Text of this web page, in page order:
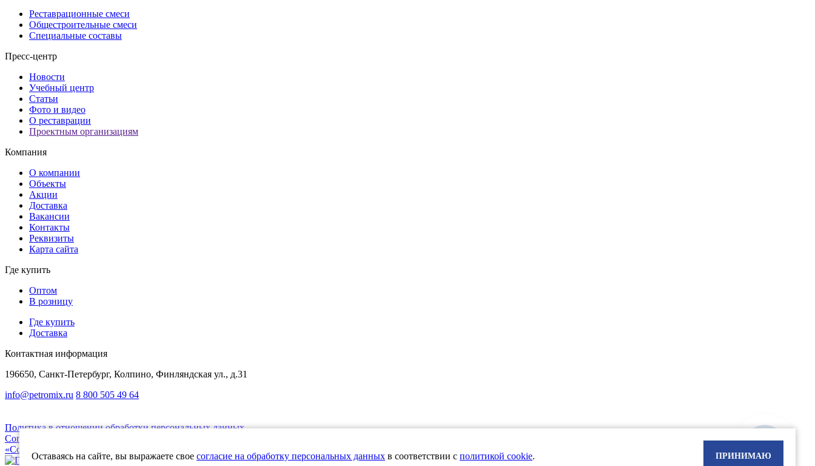
Оставаясь на сайте, вы выражаете свое согласие на обработку персональных данных в соответствии с политикой cookie. ПРИНИМАЮ
Реставрационные смеси
Общестроительные смеси
Специальные составы
Пресс-центр
Новости
Учебный центр
Статьи
Фото и видео
О реставрации
Проектным организациям
Компания
О компании
Объекты
Акции
Доставка
Вакансии
Контакты
Реквизиты
Карта сайта
Где купить
Оптом
В розницу
Где купить
Доставка
Контактная информация
196650, Санкт-Петербург, Колпино, Финляндская ул., д.31
info@petromix.ru 8 800 505 49 64
Политика в отношении обработки персональных данных
Согласие на обработку
«Cookie» и метрические данные